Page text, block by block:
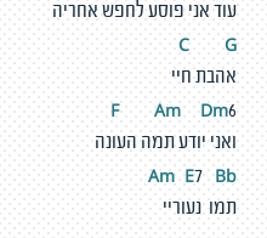
עוד אני פוסע לחפש אחריה
C G
אהבת חיי
F Am Dm6
ואני יודע תמה העונה
Am E7 Bb
תמו נעוריי